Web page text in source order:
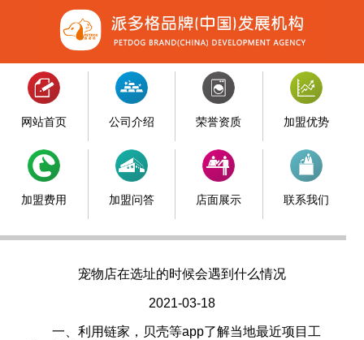
网站首页 公司介绍 荣誉资质 加盟优势
加盟费用 加盟问答 店面展示 联系我们
宠物店在选址的时候会遇到什么情况
2021-03-18
一、利用链家，贝壳等app了解当地最近项目工